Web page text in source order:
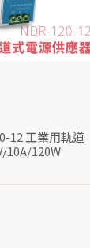
應器 12V/10A/120W